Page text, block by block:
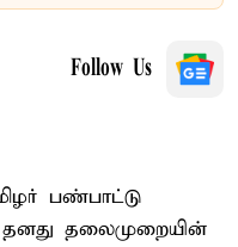
Follow Us
பண்பாட்டு
தலைமுறையின்